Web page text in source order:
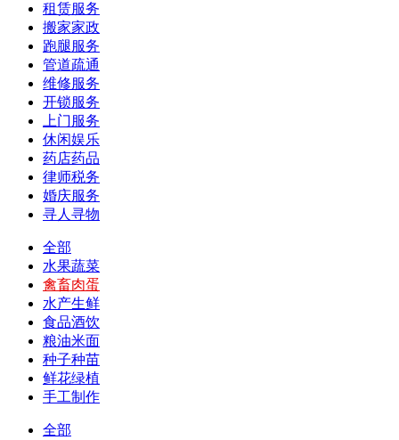
租赁服务
搬家家政
跑腿服务
管道疏通
维修服务
开锁服务
上门服务
休闲娱乐
药店药品
律师税务
婚庆服务
寻人寻物
全部
水果蔬菜
禽畜肉蛋
水产生鲜
食品酒饮
粮油米面
种子种苗
鲜花绿植
手工制作
全部